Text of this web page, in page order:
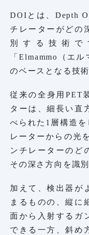
DOIとは、Depth
チレーターがどの
別する技術で
「Elmammo（エ
のベースとなる技術
従来の全身用PET
ターは、細長い直
べられた1層構造
レーターからの光
ンチレーターのど
その深さ方向を識
加えて、検出器が
まるものの、縦に
面から入射するガ
できる一方、斜め